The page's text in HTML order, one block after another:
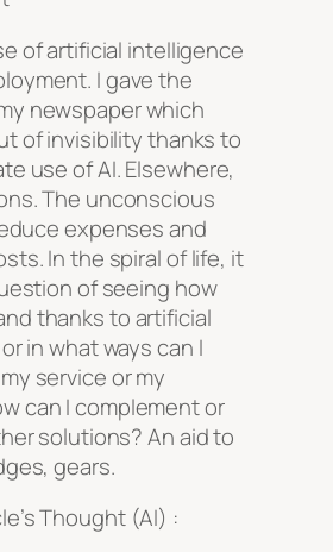
of artificial intelligence
I gave the
newspaper which
of invisibility thanks to
use of AI. Elsewhere,
The unconscious
expenses and
In the spiral of life, it
of seeing how
thanks to artificial
in what ways can I
service or my
can I complement or
solutions? An aid to
gears.
Thought (AI) :